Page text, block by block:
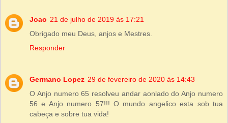
Joao 21 de julho de 2019 às 17:21
Obrigado meu Deus, anjos e Mestres.
Responder
Germano Lopez 29 de fevereiro de 2020 às 14:43
O Anjo numero 65 resolveu andar aonlado do Anjo numero
56 e Anjo numero 57!!! O mundo angelico esta sob tua
cabeça e sobre tua vida!